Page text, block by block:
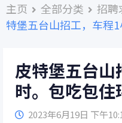
主页 全部分类 招聘
特堡五台山招工，车程
皮特堡五台
时。包吃包住
2023年6月19日 下午